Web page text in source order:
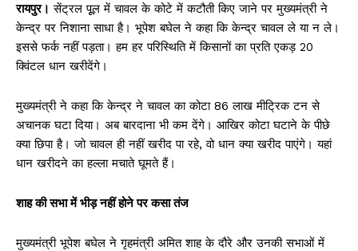
रायपुर। सेंट्रल पूूल में चावल के कोटे में कटौती किए जाने पर मुख्यमंत्री ने
केन्द्र पर निशाना साधा है। भूपेश बघेल ने कहा कि केन्द्र चावल ले या न ले।
इससे फर्क नहीं पड़ता। हम हर परिस्थिति में किसानों का प्रति एकड़ 20
क्विंटल धान खरीदेंगे।
मुख्यमंत्री ने कहा कि केन्द्र ने चावल का कोटा 86 लाख मीट्रिक टन से
अचानक घटा दिया। अब बारदाना भी कम देंगे। आखिर कोटा घटाने के पीछे
क्या छिपा है। जो चावल ही नहीं खरीद पा रहे, वो धान क्या खरीद पाएंगे। यहां
धान खरीदने का हल्ला मचाते घूमते हैं।
शाह की सभा में भीड़ नहीं होने पर कसा तंज
मुख्यमंत्री भूपेश बघेल ने गृहमंत्री अमित शाह के दौरे और उनकी सभाओं में